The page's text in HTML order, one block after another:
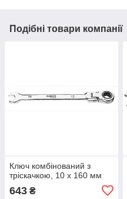
Подібні товари компанії
Ключ комбінований з
тріскачкою, 10 x 160 мм
643 ₴